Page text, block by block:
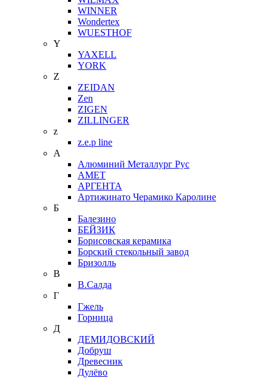
WINNER
Wondertex
WUESTHOF
Y
YAXELL
YORK
Z
ZEIDAN
Zen
ZIGEN
ZILLINGER
z
z.e.p line
А
Алюминий Металлург Рус
АМЕТ
АРГЕНТА
Артижинато Черамико Каролине
Б
Балезино
БЕЙЗИК
Борисовская керамика
Борский стекольный завод
Бризолль
В
В.Салда
Г
Гжель
Горница
Д
ДЕМИДОВСКИЙ
Добруш
Древесник
Дулёво